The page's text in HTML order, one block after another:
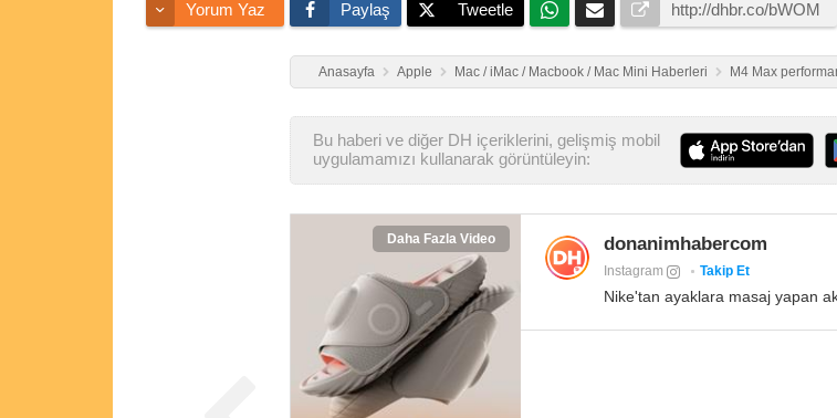
Yorum Yaz Paylaş Tweetle
Anasayfa Apple Mac / iMac / Macbook / Mac Mini Haberleri M4 Max
Bu haberi ve diğer DH içeriklerini, gelişmiş mobil
uygulamamızı kullanarak görüntüleyin:
Daha Fazla Video donanimhabercom
Instagram Takip Et
Nike'tan ayaklara masaj yapan